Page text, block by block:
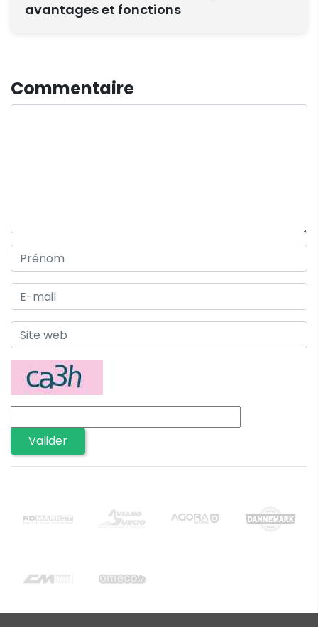
avantages et fonctions
Commentaire
Valider